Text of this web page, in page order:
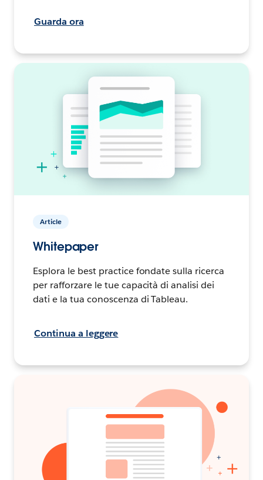
Guarda ora
Article
Whitepaper
Esplora le best practice fondate sulla ricerca
per rafforzare le tue capacità di analisi dei
dati e la tua conoscenza di Tableau.
Continua a leggere